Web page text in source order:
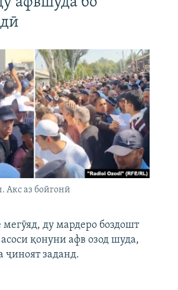
Акс аз бойгонӣ
ду мардеро боздошт
қонуни афв озод шуда,
ҷиноят заданд.